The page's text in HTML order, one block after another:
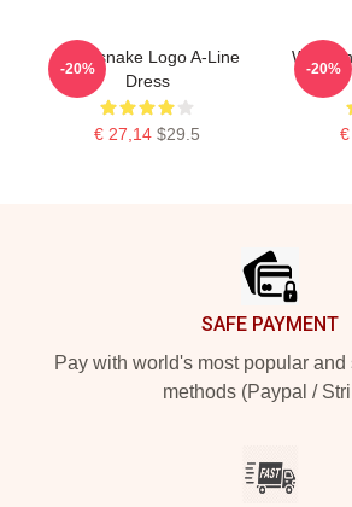
Whitesnake Logo A-Line
Dress
€ 27,14 $29.5
-20% -20%
SAFE PAYMENT
Pay with world's most popular and
methods (Paypal /